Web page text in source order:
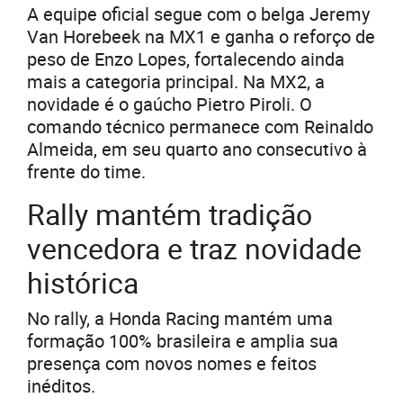
A equipe oficial segue com o belga Jeremy
Van Horebeek na MX1 e ganha o reforço de
peso de Enzo Lopes, fortalecendo ainda
mais a categoria principal. Na MX2, a
novidade é o gaúcho Pietro Piroli. O
comando técnico permanece com Reinaldo
Almeida, em seu quarto ano consecutivo à
frente do time.
Rally mantém tradição
vencedora e traz novidade
histórica
No rally, a Honda Racing mantém uma
formação 100% brasileira e amplia sua
presença com novos nomes e feitos
inéditos.